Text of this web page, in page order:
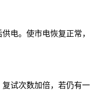
电。使市电恢复正常，
试次数加倍，若仍有一